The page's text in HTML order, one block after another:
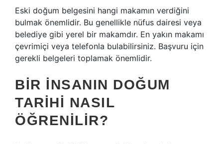
Eski doğum belgesini hangi makamın verdiğini
bulmak önemlidir. Bu genellikle nüfus dairesi veya
belediye gibi yerel bir makamdır. En yakın makamı
çevrimiçi veya telefonla bulabilirsiniz. Başvuru için
gerekli belgeleri toplamak önemlidir.
BIR INSANIN DOĞUM
TARIHI NASIL
ÖĞRENILIR?